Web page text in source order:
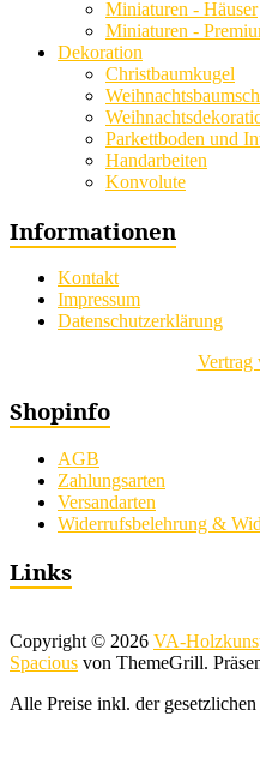
Miniaturen - Häuser
Miniaturen -
Dekoration
Christbaumkugel
Parkettboden und
Handarbeiten
Konvolute
Informationen
Kontakt
Impressum
Datenschutzerklärung
Vertrag
Shopinfo
AGB
Zahlungsarten
Versandarten
Widerrufsbelehrung &
Links
Copyright © 2026 VA-
Spacious von ThemeGrill.
Alle Preise inkl. der